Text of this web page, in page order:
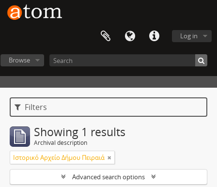
Log in
Browse
Filters
Showing 1 results
Archival description
Ιστορικό Αρχείο Δήμου Πειραιά
Advanced search options